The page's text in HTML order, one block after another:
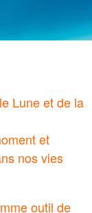
Lune et de la
et
nos vies
outil de